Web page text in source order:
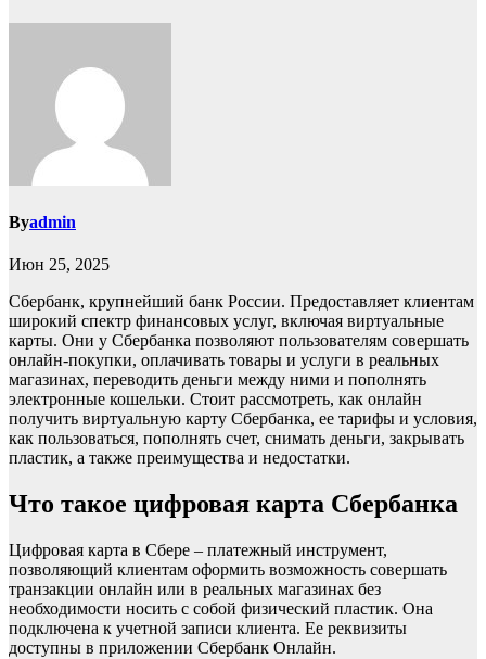
Byadmin
Июн 25, 2025
Сбербанк, крупнейший банк России. Предоставляет клиентам
широкий спектр финансовых услуг, включая виртуальные
карты. Они у Сбербанка позволяют пользователям совершать
онлайн-покупки, оплачивать товары и услуги в реальных
магазинах, переводить деньги между ними и пополнять
электронные кошельки. Стоит рассмотреть, как онлайн
получить виртуальную карту Сбербанка, ее тарифы и условия,
как пользоваться, пополнять счет, снимать деньги, закрывать
пластик, а также преимущества и недостатки.
Что такое цифровая карта Сбербанка
Цифровая карта в Сбере – платежный инструмент,
позволяющий клиентам оформить возможность совершать
транзакции онлайн или в реальных магазинах без
необходимости носить с собой физический пластик. Она
подключена к учетной записи клиента. Ее реквизиты
доступны в приложении Сбербанк Онлайн.